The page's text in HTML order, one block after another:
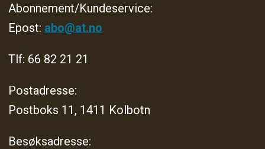
Abonnement/Kundeservice:
Epost: abo@at.no
Tlf: 66 82 21 21
Postadresse:
Postboks 11, 1411 Kolbotn
Besøksadresse: